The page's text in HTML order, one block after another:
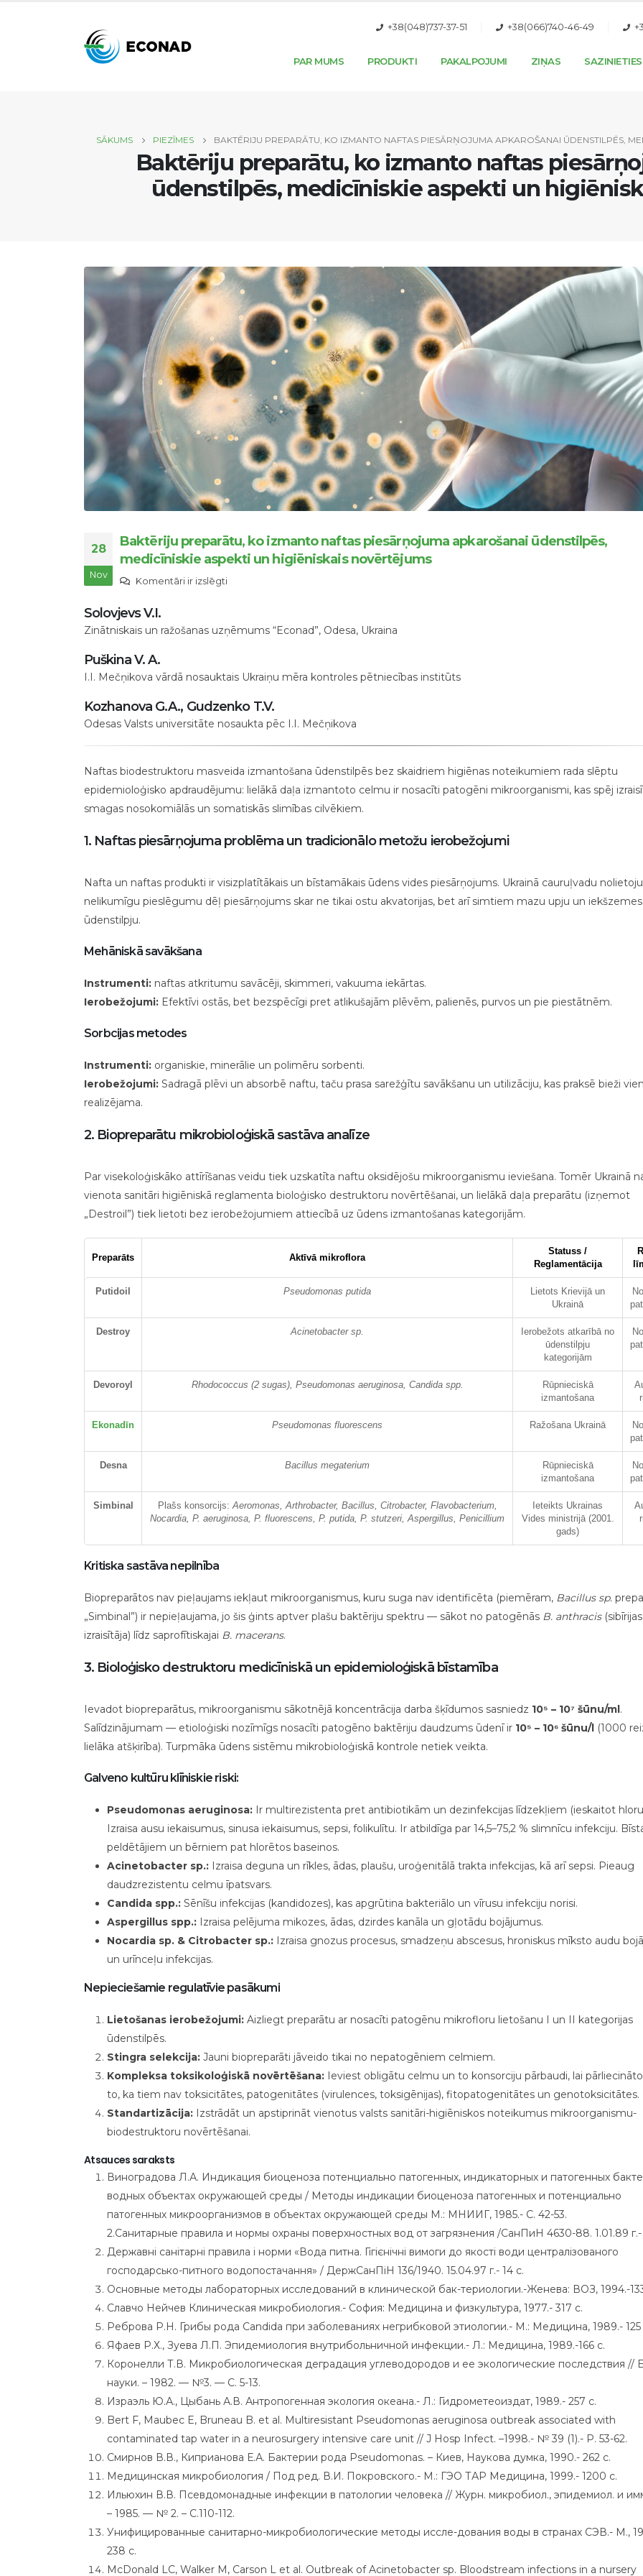
+38(048)737-37-51 +38(066)740-46-49
PAR MUMS PRODUKTI PAKALPOJUMI ZIŅAS
SĀKUMS PIEZĪMES BAKTĒRIJU PREPARĀTU, KO IZMANTO NAFTAS PIESĀRŅOJUMA APKAROŠANAI ŪDENSTILPĒS,
Baktēriju preparātu, ko izmanto naftas
ūdenstilpēs, medicīniskie aspekti un
28
Nov
Baktēriju preparātu, ko izmanto naftas piesārņojuma apkarošanai ūdenstilpēs,
medicīniskie aspekti un higiēniskais novērtējums
Komentāri ir izslēgtiBaktēriju
izmanto
piesārņojuma
ūdenstilpēs,
medicīniskie
aspekti
un
higiēniskais
novērtējums
Solovjevs V.I.
Zinātniskais un ražošanas uzņēmums “Econad”, Odesa, Ukraina
Puškina V. A.
I.I. Mečņikova vārdā nosauktais Ukraiņu mēra kontroles pētniecības institūts
Kozhanova G.A., Gudzenko T.V.
Odesas Valsts universitāte nosaukta pēc I.I. Mečņikova
Naftas biodestruktoru masveida izmantošana ūdenstilpēs bez skaidriem higiēnas noteikumiem rada slēptu
epidemioloģisko apdraudējumu: lielākā daļa izmantoto celmu ir nosacīti patogēni mikroorganismi, kas spēj
smagas nosokomiālās un somatiskās slimības cilvēkiem.
1. Naftas piesārņojuma problēma un tradicionālo metožu ierobežojumi
Nafta un naftas produkti ir visizplatītākais un bīstamākais ūdens vides piesārņojums. Ukrainā cauruļvadu
nelikumīgu pieslēgumu dēļ piesārņojums skar ne tikai ostu akvatorijas, bet arī simtiem mazu upju un iekšzemes
ūdenstilpju.
Mehāniskā savākšana
Instrumenti: naftas atkritumu savācēji, skimmeri, vakuuma iekārtas.
Ierobežojumi: Efektīvi ostās, bet bezspēcīgi pret atlikušajām plēvēm, palienēs, purvos un pie piestātnēm.
Sorbcijas metodes
Instrumenti: organiskie, minerālie un polimēru sorbenti.
Ierobežojumi: Sadragā plēvi un absorbē naftu, taču prasa sarežģītu savākšanu un utilizāciju, kas praksē bieži
realizējama.
2. Biopreparātu mikrobioloģiskā sastāva analīze
Par visekoloģiskāko attīrīšanas veidu tiek uzskatīta naftu oksidējošu mikroorganismu ieviešana. Tomēr Ukrainā
vienota sanitāri higiēniskā reglamenta bioloģisko destruktoru novērtēšanai, un lielākā daļa preparātu (izņemot
„Destroil”) tiek lietoti bez ierobežojumiem attiecībā uz ūdens izmantošanas kategorijām.
Preparāts Aktīvā mikroflora
Statuss /
Reglamentācija
Putidoil Pseudomonas putida
Lietots Krievijā un
Ukrainā
Destroy Acinetobacter sp.
Ierobežots atkarībā no
ūdenstilpju
kategorijām
Devoroyl Rhodococcus (2 sugas), Pseudomonas aeruginosa, Candida spp.
Rūpnieciskā
izmantošana
Ekonadīn Pseudomonas fluorescens Ražošana Ukrainā
Desna Bacillus megaterium
Rūpnieciskā
izmantošana
Simbinal Plašs konsorcijs: Aeromonas, Arthrobacter, Bacillus, Citrobacter, Flavobacterium,
Nocardia, P. aeruginosa, P. fluorescens, P. putida, P. stutzeri, Aspergillus, Penicillium
Ieteikts Ukrainas
Vides ministrijā (2001.
gads)
Kritiska sastāva nepilnība
Biopreparātos nav pieļaujams iekļaut mikroorganismus, kuru suga nav identificēta (piemēram, Bacillus sp.
„Simbinal”) ir nepieļaujama, jo šis ģints aptver plašu baktēriju spektru — sākot no patogēnās B. anthracis
izraisītāja) līdz saprofītiskajai B. macerans.
3. Bioloģisko destruktoru medicīniskā un epidemioloģiskā bīstamība
Ievadot biopreparātus, mikroorganismu sākotnējā koncentrācija darba šķīdumos sasniedz 10⁵ – 10⁷ šūnu/ml.
Salīdzinājumam — etioloģiski nozīmīgs nosacīti patogēno baktēriju daudzums ūdenī ir 10⁵ – 10⁶ šūnu/l (1000
lielāka atšķirība). Turpmāka ūdens sistēmu mikrobioloģiskā kontrole netiek veikta.
Galveno kultūru klīniskie riski:
Pseudomonas aeruginosa: Ir multirezistenta pret antibiotikām un dezinfekcijas līdzekļiem (ieskaitot
Izraisa ausu iekaisumus, sinusa iekaisumus, sepsi, folikulītu. Ir atbildīga par 14,5–75,2 % slimnīcu infekciju.
peldētājiem un bērniem pat hlorētos baseinos.
Acinetobacter sp.: Izraisa deguna un rīkles, ādas, plaušu, uroģenitālā trakta infekcijas, kā arī sepsi. Pieaug
daudzrezistentu celmu īpatsvars.
Candida spp.: Sēnīšu infekcijas (kandidozes), kas apgrūtina bakteriālo un vīrusu infekciju norisi.
Aspergillus spp.: Izraisa pelējuma mikozes, ādas, dzirdes kanāla un gļotādu bojājumus.
Nocardia sp. & Citrobacter sp.: Izraisa gnozus procesus, smadzeņu abscesus, hroniskus mīksto audu
un urīnceļu infekcijas.
Nepieciešamie regulatīvie pasākumi
Lietošanas ierobežojumi: Aizliegt preparātu ar nosacīti patogēnu mikrofloru lietošanu I un II kategorijas
ūdenstilpēs.
Stingra selekcija: Jauni biopreparāti jāveido tikai no nepatogēniem celmiem.
Kompleksa toksikoloģiskā novērtēšana: Ieviest obligātu celmu un to konsorciju pārbaudi, lai
to, ka tiem nav toksicitātes, patogenitātes (virulences, toksigēnijas), fitopatogenitātes un genotoksicitātes.
Standartizācija: Izstrādāt un apstiprināt vienotus valsts sanitāri-higiēniskos noteikumus mikroorganismu-
biodestruktoru novērtēšanai.
Atsauces saraksts
Виноградова Л.А. Индикация биоценоза потенциально патогенных, индикаторных и патогенных
водных объектах окружающей среды / Методы индикации биоценоза патогенных и потенциально
патогенных микроорганизмов в объектах окружающей среды М.: МНИИГ, 1985.- С. 42-53.
2.Санитарные правила и нормы охраны поверхностных вод от загрязнения /СанПиН 4630-88. 1.01.89 г.-
Державні санітарні правила і норми «Вода питна. Гігієнічні вимоги до якості води централізованого
господарсько-питного водопостачання» / ДержСанПіН 136/1940. 15.04.97 г.- 14 с.
Основные методы лабораторных исследований в клинической бак-териологии.-Женева: ВОЗ, 1994.-
Славчо Нейчев Клиническая микробиология.- София: Медицина и физкультура, 1977.- 317 с.
Реброва Р.Н. Грибы рода Candida при заболеваниях негрибковой этиологии.- М.: Медицина, 1989.- 125
Яфаев Р.Х., Зуева Л.П. Эпидемиология внутрибольничной инфекции.- Л.: Медицина, 1989.-166 с.
Коронелли Т.В. Микробиологическая деградация углеводородов и ее экологические последствия //
науки. – 1982. — №3. — С. 5-13.
Израэль Ю.А., Цыбань А.В. Антропогенная экология океана.- Л.: Гидрометеоиздат, 1989.- 257 с.
Bert F, Maubec E, Bruneau B. et al. Multiresistant Pseudomonas aeruginosa outbreak associated with
contaminated tap water in a neurosurgery intensive care unit // J Hosp Infect. –1998.- № 39 (1).- P. 53-62.
Смирнов В.В., Киприанова Е.А. Бактерии рода Pseudomonas. – Киев, Наукова думка, 1990.- 262 с.
Медицинская микробиология / Под ред. В.И. Покровского.- М.: ГЭО ТАР Медицина, 1999.- 1200 с.
Ильюхин В.В. Псевдомонадные инфекции в патологии человека // Журн. микробиол., эпидемиол. и
– 1985. — № 2. – С.110-112.
Унифицированные санитарно-микробиологические методы иссле-дования воды в странах СЭВ.- М.,
238 с.
McDonald LC, Walker M, Carson L et al. Outbreak of Acinetobacter sp. Bloodstream infections in a nursery